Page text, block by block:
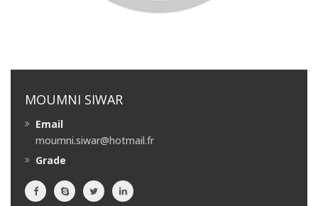
MOUMNI SIWAR
Email
moumni.siwar@hotmail.fr
Grade